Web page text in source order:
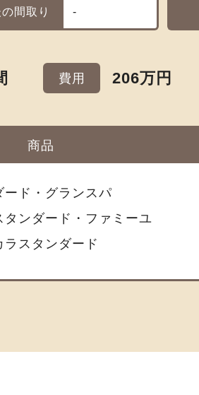
間取り -
費用 206万円
商品
ード・グランスパ
ンダード・ファミーユ
スタンダード